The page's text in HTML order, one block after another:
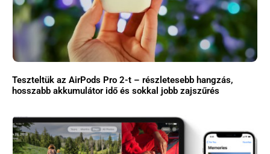
Teszteltük az AirPods Pro 2-t – részletesebb hangzás,
hosszabb akkumulátor idő és sokkal jobb zajszűrés